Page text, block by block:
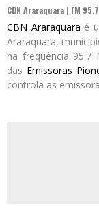
CBN Araraquara | FM
CBN Araraquara é
Araraquara,
na frequência 95.7
das Emissoras
controla as